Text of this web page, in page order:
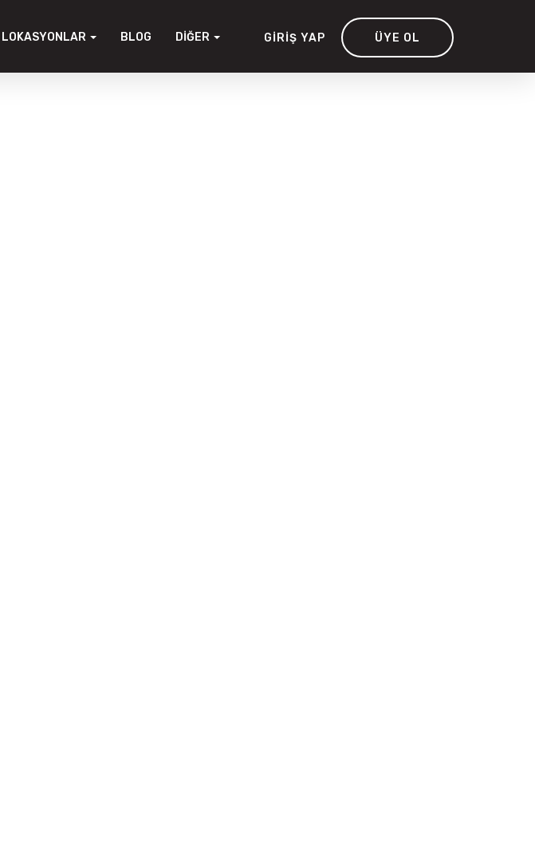
LOKASYONLAR BLOG DIĞER GIRIŞ YAP ÜYE OL